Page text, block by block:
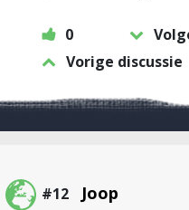
0
Vorige discussie
#12 Joop